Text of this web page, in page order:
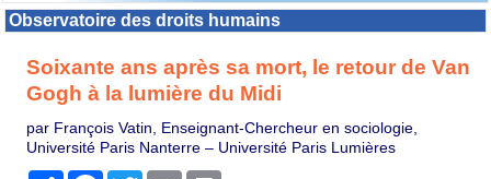
Observatoire des droits humains
Soixante ans après sa mort, le retour de Van
Gogh à la lumière du Midi
par François Vatin, Enseignant-Chercheur en sociologie,
Université Paris Nanterre – Université Paris Lumières